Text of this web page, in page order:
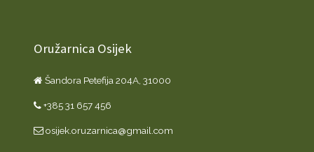
Oružarnica Osijek
Šandora Petefija 204A, 31000
+385 31 657 456
osijek.oruzarnica@gmail.com